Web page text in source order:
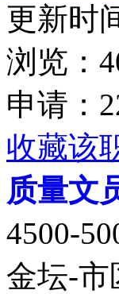
更新时
浏览：
申请：
收藏该
质量文
4500-
金坛-市